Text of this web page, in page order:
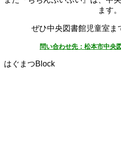
ます。
ぜひ中央図書館児童室ま
問い合わせ先： 松本市中央
はぐまつBlock